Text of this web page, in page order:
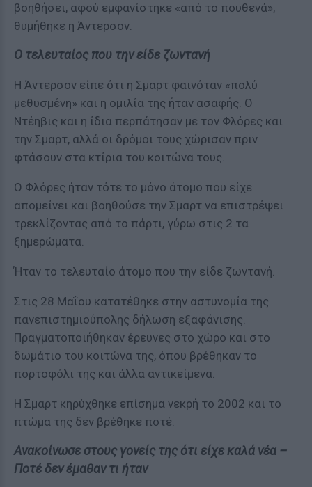
βοηθήσει, αφού εμφανίστηκε «από το πουθενά»,
θυμήθηκε η Άντερσον.
Ο τελευταίος που την είδε ζωντανή
Η Άντερσον είπε ότι η Σμαρτ φαινόταν «πολύ
μεθυσμένη» και η ομιλία της ήταν ασαφής. Ο
Ντέηβις και η ίδια περπάτησαν με τον Φλόρες και
την Σμαρτ, αλλά οι δρόμοι τους χώρισαν πριν
φτάσουν στα κτίρια του κοιτώνα τους.
Ο Φλόρες ήταν τότε το μόνο άτομο που είχε
απομείνει και βοηθούσε την Σμαρτ να επιστρέψει
τρεκλίζοντας από το πάρτι, γύρω στις 2 τα
ξημερώματα.
Ήταν το τελευταίο άτομο που την είδε ζωντανή.
Στις 28 Μαΐου κατατέθηκε στην αστυνομία της
πανεπιστημιούπολης δήλωση εξαφάνισης.
Πραγματοποιήθηκαν έρευνες στο χώρο και στο
δωμάτιο του κοιτώνα της, όπου βρέθηκαν το
πορτοφόλι της και άλλα αντικείμενα.
Η Σμαρτ κηρύχθηκε επίσημα νεκρή το 2002 και το
πτώμα της δεν βρέθηκε ποτέ.
Ανακοίνωσε στους γονείς της ότι είχε καλά νέα –
Ποτέ δεν έμαθαν τι ήταν